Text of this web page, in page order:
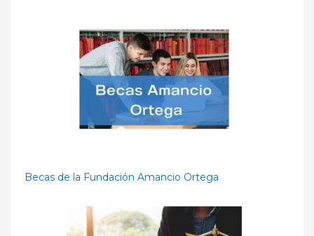
Becas de la Fundación Amancio Ortega